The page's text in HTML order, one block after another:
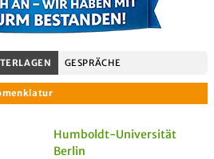
GESPRÄCHE
Humboldt-Universität
Berlin